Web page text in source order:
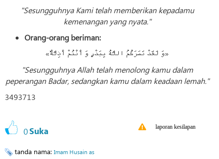
"Sesungguhnya Kami telah memberikan kepadamu
kemenangan yang nyata."
Orang-orang beriman:
«وَ لَقَدْ نَصَرَكُمُ اللَّهُ بِبَدْرٍ وَ أَنْتُمْ أَذِلَّةٌ»
"Sesungguhnya Allah telah menolong kamu dalam
peperangan Badar, sedangkan kamu dalam keadaan lemah."
3493713
0Suka laporan kesilapan
tanda nama: Imam Husain as